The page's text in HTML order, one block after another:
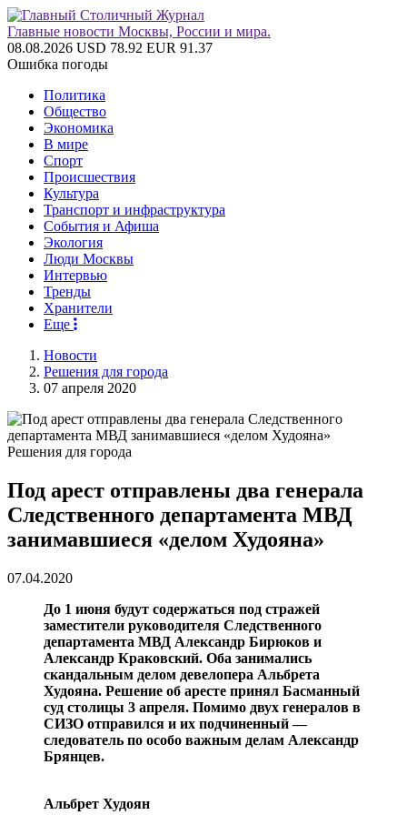
Главные новости Москвы, России и мира.
08.08.2026 USD 78.92 EUR 91.37
Ошибка погоды
Политика
Общество
Экономика
В мире
Спорт
Происшествия
Культура
Транспорт и инфраструктура
События и Афиша
Экология
Люди Москвы
Интервью
Тренды
Хранители
Еще
Новости
Решения для города
07 апреля 2020
Решения для города
Под арест отправлены два генерала
Следственного департамента МВД
занимавшиеся «делом Худояна»
07.04.2020
До 1 июня будут содержаться под стражей
заместители руководителя Следственного
департамента МВД Александр Бирюков и
Александр Краковский. Оба занимались
скандальным делом девелопера Альбрета
Худояна. Решение об аресте принял Басманный
суд столицы 3 апреля. Помимо двух генералов в
СИЗО отправился и их подчиненный —
следователь по особо важным делам Александр
Брянцев.
Альбрет Худоян